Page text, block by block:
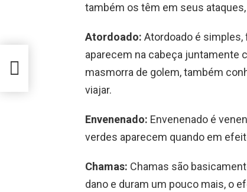
também os têm em seus
Atordoado: Atordoado é
aparecem na cabeça juntamente
masmorra de golem, também
viajar.
Envenenado: Envenenado é
verdes aparecem quando em
Chamas: Chamas são
dano e duram um pouco mais, o